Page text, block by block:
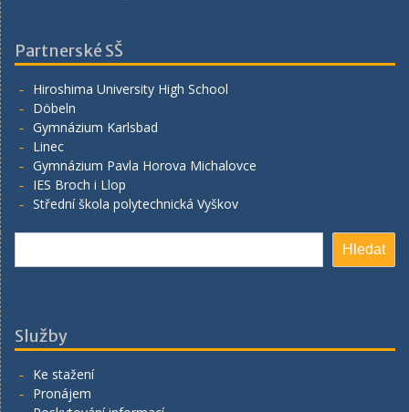
Partnerské SŠ
Hiroshima University High School
Döbeln
Gymnázium Karlsbad
Linec
Gymnázium Pavla Horova Michalovce
IES Broch i Llop
Střední škola polytechnická Vyškov
Hledat
Služby
Ke stažení
Pronájem